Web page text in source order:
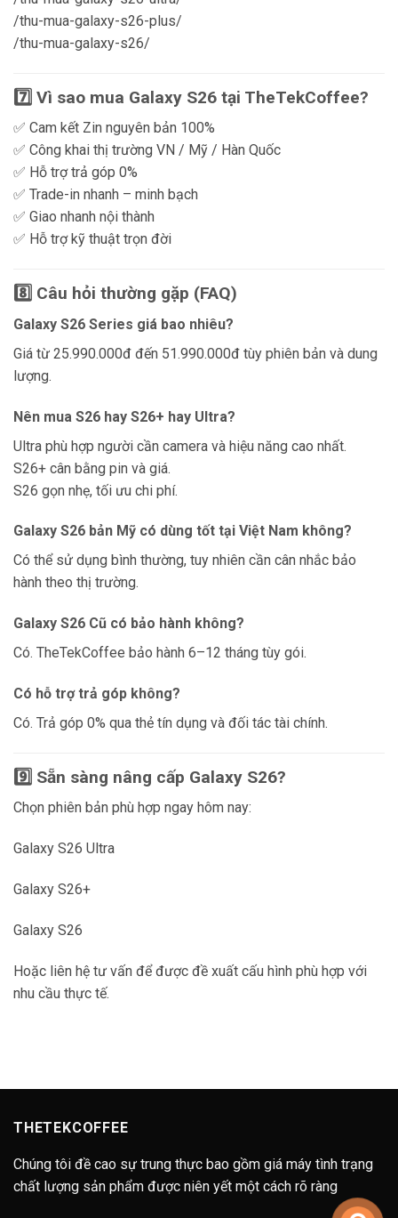
/thu-mua-galaxy-s26-plus/
/thu-mua-galaxy-s26/
7️⃣ Vì sao mua Galaxy S26 tại TheTekCoffee?
✅ Cam kết Zin nguyên bản 100%
✅ Công khai thị trường VN / Mỹ / Hàn Quốc
✅ Hỗ trợ trả góp 0%
✅ Trade-in nhanh – minh bạch
✅ Giao nhanh nội thành
✅ Hỗ trợ kỹ thuật trọn đời
8️⃣ Câu hỏi thường gặp (FAQ)
Galaxy S26 Series giá bao nhiêu?
Giá từ 25.990.000đ đến 51.990.000đ tùy phiên bản và dung
lượng.
Nên mua S26 hay S26+ hay Ultra?
Ultra phù hợp người cần camera và hiệu năng cao nhất.
S26+ cân bằng pin và giá.
S26 gọn nhẹ, tối ưu chi phí.
Galaxy S26 bản Mỹ có dùng tốt tại Việt Nam không?
Có thể sử dụng bình thường, tuy nhiên cần cân nhắc bảo
hành theo thị trường.
Galaxy S26 Cũ có bảo hành không?
Có. TheTekCoffee bảo hành 6–12 tháng tùy gói.
Có hỗ trợ trả góp không?
Có. Trả góp 0% qua thẻ tín dụng và đối tác tài chính.
9️⃣ Sẵn sàng nâng cấp Galaxy S26?
Chọn phiên bản phù hợp ngay hôm nay:
Galaxy S26 Ultra
Galaxy S26+
Galaxy S26
Hoặc liên hệ tư vấn để được đề xuất cấu hình phù hợp với
nhu cầu thực tế.
THETEKCOFFEE
Chúng tôi đề cao sự trung thực bao gồm giá máy tình trạng
chất lượng sản phẩm được niên yết một cách rõ ràng